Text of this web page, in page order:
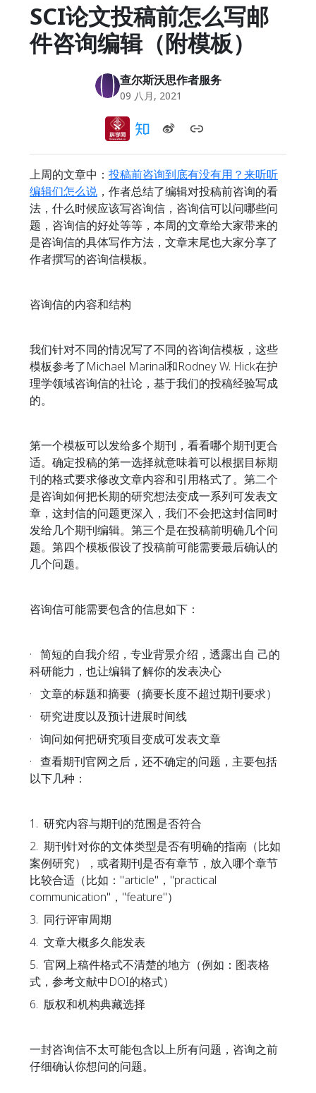
SCI论文投稿前怎么写邮
件咨询编辑（附模板）
查尔斯沃思作者服务
09 八月, 2021
上周的文章中： 投稿前咨询到底有没有用？来听听
编辑们怎么说 ，作者总结了编辑对投稿前咨询的看
法，什么时候应该写咨询信，咨询信可以问哪些问
题，咨询信的好处等等，本周的文章给大家带来的
是咨询信的具体写作方法，文章末尾也大家分享了
作者撰写的咨询信模板。
咨询信的内容和结构
我们针对不同的情况写了不同的咨询信模板，这些
模板参考了Michael Marinal和Rodney W. Hick在护
理学领域咨询信的社论，基于我们的投稿经验写成
的。
第一个模板可以发给多个期刊，看看哪个期刊更合
适。确定投稿的第一选择就意味着可以根据目标期
刊的格式要求修改文章内容和引用格式了。第二个
是咨询如何把长期的研究想法变成一系列可发表文
章，这封信的问题更深入，我们不会把这封信同时
发给几个期刊编辑。第三个是在投稿前明确几个问
题。第四个模板假设了投稿前可能需要最后确认的
几个问题。
咨询信可能需要包含的信息如下：
· 简短的自我介绍，专业背景介绍，透露出自 己的
科研能力，也让编辑了解你的发表决心
· 文章的标题和摘要（摘要长度不超过期刊要求）
· 研究进度以及预计进展时间线
· 询问如何把研究项目变成可发表文章
· 查看期刊官网之后，还不确定的问题，主要包括
以下几种：
1. 研究内容与期刊的范围是否符合
2. 期刊针对你的文体类型是否有明确的指南（比如
案例研究），或者期刊是否有章节，放入哪个章节
比较合适（比如："article"，"practical
communication"，"feature"）
3. 同行评审周期
4. 文章大概多久能发表
5. 官网上稿件格式不清楚的地方（例如：图表格
式，参考文献中DOI的格式）
6. 版权和机构典藏选择
一封咨询信不太可能包含以上所有问题，咨询之前
仔细确认你想问的问题。